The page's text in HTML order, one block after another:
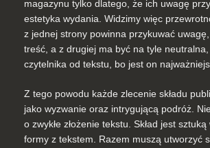
magazynu tylko dlatego, że ich uwagę
estetyka wydania. Widzimy więc
z jednej strony powinna przykuwać uwagę,
treść, a z drugiej ma być na tyle
czytelnika od tekstu, bo jest on
Z tego powodu każde zlecenie składu
jako wyzwanie oraz intrygującą podróż.
o zwykłe złożenie tekstu. Skład jest sztuką
formy z tekstem. Razem muszą utworzyć